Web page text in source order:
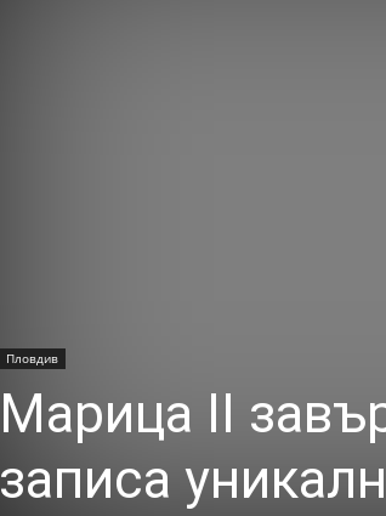
Пловдив
Марица II
записа